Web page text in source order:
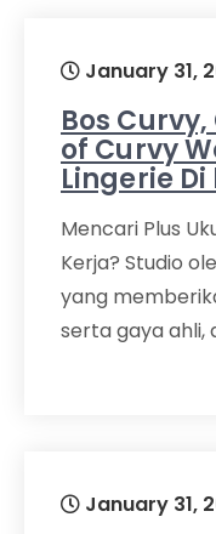
January 31,
Bos
of Curvy
Lingerie
Mencari Plus
Kerja? Studio
yang
serta gaya ahli,
January 31,